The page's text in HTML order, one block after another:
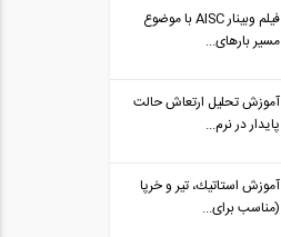
فیلم وبینار AISC با موضوع
مسیر بارهای...
آموزش تحلیل ارتعاش حالت
پایدار در نرم...
آموزش استاتيك، تير و خرپا
(مناسب برای...